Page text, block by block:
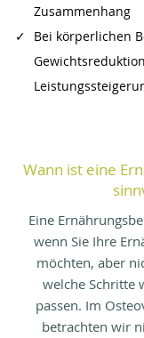
Genau hier
Idealpläne,
Wochen wieder
✓
Zusammenhang
Bei körperlichen
Wann ist eine
Eine
wenn Sie Ihre
möchten, aber
welche Schritte
passen. Im
betrachten wir